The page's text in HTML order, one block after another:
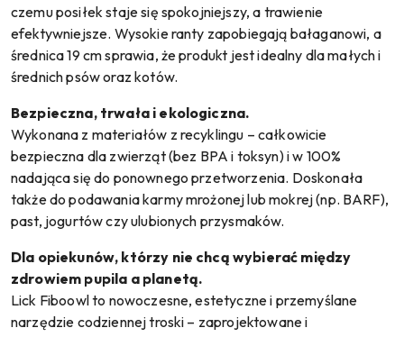
czemu posiłek staje się spokojniejszy, a trawienie
efektywniejsze. Wysokie ranty zapobiegają bałaganowi, a
średnica 19 cm sprawia, że produkt jest idealny dla małych i
średnich psów oraz kotów.
Bezpieczna, trwała i ekologiczna.
Wykonana z materiałów z recyklingu – całkowicie
bezpieczna dla zwierząt (bez BPA i toksyn) i w 100%
nadająca się do ponownego przetworzenia. Doskonała
także do podawania karmy mrożonej lub mokrej (np. BARF),
past, jogurtów czy ulubionych przysmaków.
Dla opiekunów, którzy nie chcą wybierać między
zdrowiem pupila a planetą.
Lick Fiboowl to nowoczesne, estetyczne i przemyślane
narzędzie codziennej troski – zaprojektowane i